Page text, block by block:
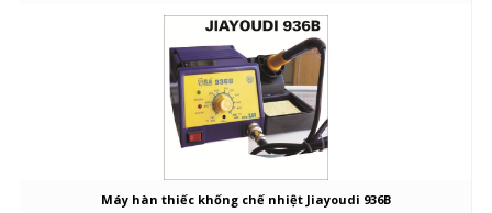
Máy hàn thiếc khống chế nhiệt Jiayoudi 936B